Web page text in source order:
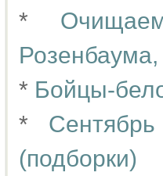
*
* Бойцы-
*
(подборки)